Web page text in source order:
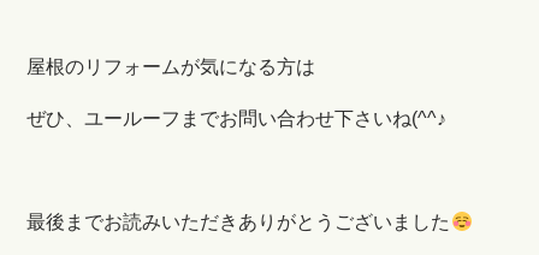
屋根のリフォームが気になる方は
ぜひ、ユールーフまでお問い合わせ下さいね(^^♪
最後までお読みいただきありがとうございました